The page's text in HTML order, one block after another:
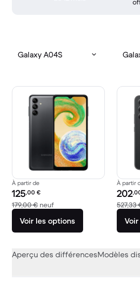
Galaxy A04S
À partir de
Prix reconditionné :
125,00 €
179,00 € neufcontre 179,00 € neuf
Voir les options
À partir
Prix
202
527,33
Aperçu des différencesModèles